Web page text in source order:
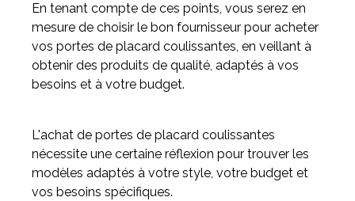
En tenant compte de ces points, vous serez en
mesure de choisir le bon fournisseur pour acheter
vos portes de placard coulissantes, en veillant à
obtenir des produits de qualité, adaptés à vos
besoins et à votre budget.
L'achat de portes de placard coulissantes
nécessite une certaine réflexion pour trouver les
modèles adaptés à votre style, votre budget et
vos besoins spécifiques.